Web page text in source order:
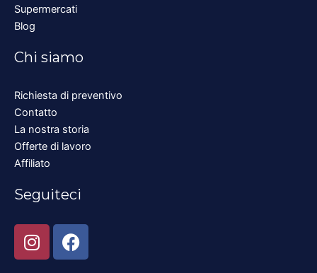
Supermercati
Blog
Chi siamo
Richiesta di preventivo
Contatto
La nostra storia
Offerte di lavoro
Affiliato
Seguiteci
I
n
F
a